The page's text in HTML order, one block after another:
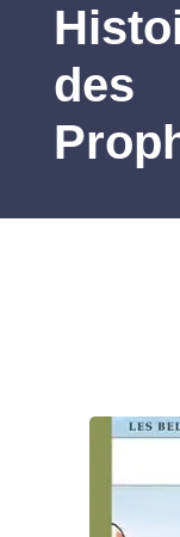
des